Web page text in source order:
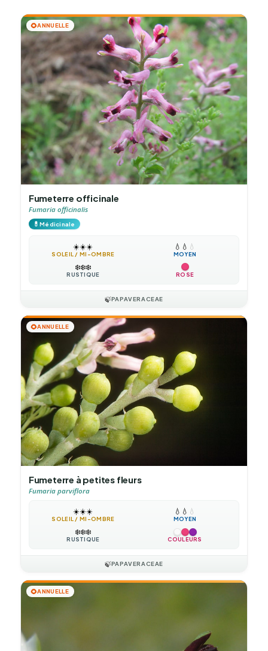
🌻ANNUELLE
Fumeterre officinale
Fumaria officinalis
💊Médicinale
☀️☀️☀️
SOLEIL / MI-OMBRE
💧 💧 💧
MOYEN
❄️❄️❄️
RUSTIQUE ROSE
🍃PAPAVERACEAE
🌻ANNUELLE
Fumeterre à petites fleurs
Fumaria parviflora
☀️☀️☀️
SOLEIL / MI-OMBRE
💧 💧 💧
MOYEN
❄️❄️❄️
RUSTIQUE COULEURS
🍃PAPAVERACEAE
🌻ANNUELLE